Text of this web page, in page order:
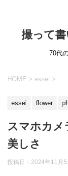
撮って
70代
HOME > essei >
essei flower
スマホカメ
美しさ
投稿日： 2024年11月5